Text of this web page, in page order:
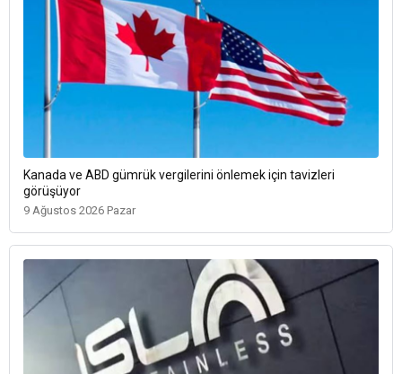
Kanada ve ABD gümrük vergilerini önlemek için tavizleri
görüşüyor
9 Ağustos 2026 Pazar